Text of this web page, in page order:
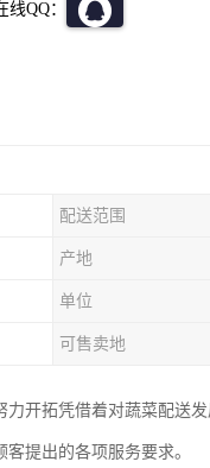
线QQ：
配送范围
产地
单位
可售卖地
开拓凭借着对蔬菜配送
提出的各项服务要求。